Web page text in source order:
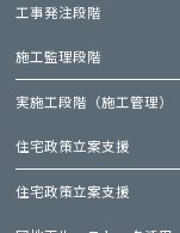
工事発注段階
施工監理段階
実施工段階（施工管理）
住宅政策立案支援
住宅政策立案支援